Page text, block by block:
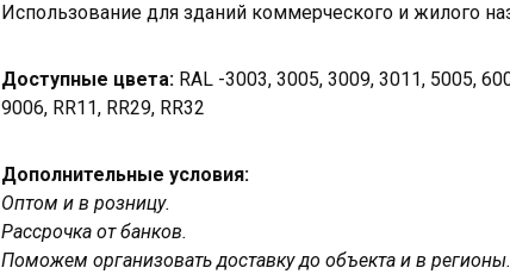
Использование для зданий коммерческого и жилого
Доступные цвета: RAL -3003, 3005, 3009, 3011, 5005,
9006, RR11, RR29, RR32
Дополнительные условия:
Оптом и в розницу.
Рассрочка от банков.
Поможем организовать доставку до объекта и в регионы.